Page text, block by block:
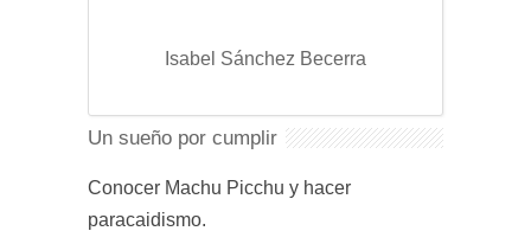
Isabel Sánchez Becerra
Un sueño por cumplir
Conocer Machu Picchu y hacer
paracaidismo.